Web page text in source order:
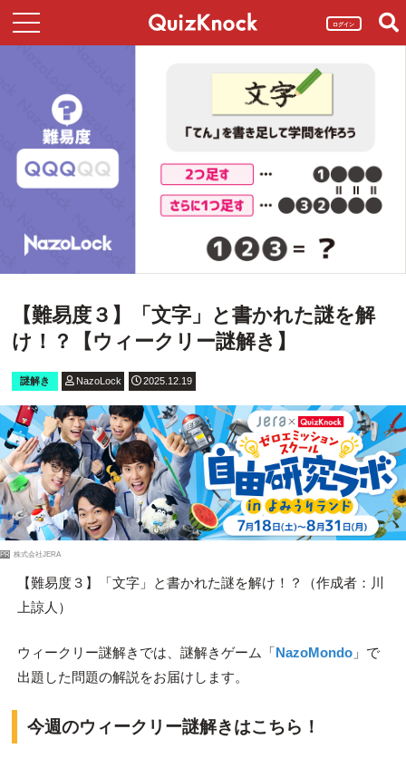
ログイン
【難易度３】「文字」と書かれた謎を解
け！？【ウィークリー謎解き】
謎解き NazoLock 2025.12.19
PR 株式会社JERA
【難易度３】「文字」と書かれた謎を解け！？（作成者：川
上諒人）
ウィークリー謎解きでは、謎解きゲーム「NazoMondo」で
出題した問題の解説をお届けします。
今週のウィークリー謎解きはこちら！